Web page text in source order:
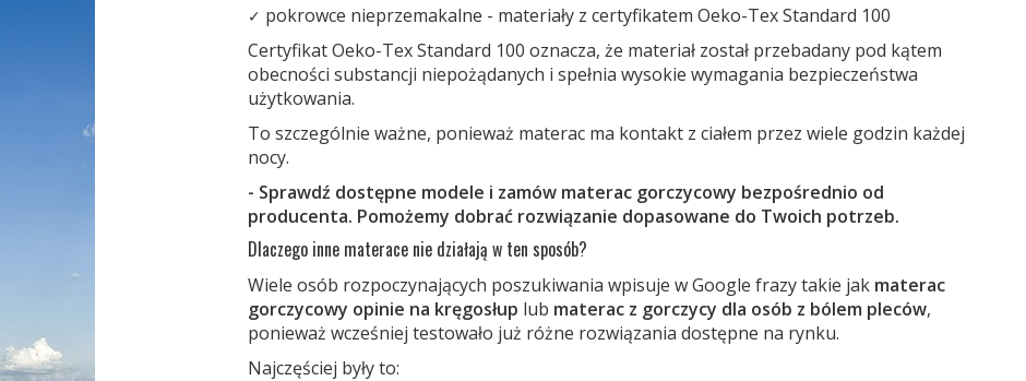
✓ pokrowce nieprzemakalne - materiały z certyfikatem Oeko-Tex Standard 100
Certyfikat Oeko-Tex Standard 100 oznacza, że materiał został przebadany pod kątem
obecności substancji niepożądanych i spełnia wysokie wymagania bezpieczeństwa
użytkowania.
To szczególnie ważne, ponieważ materac ma kontakt z ciałem przez wiele godzin każdej
nocy.
- Sprawdź dostępne modele i zamów materac gorczycowy bezpośrednio od
producenta. Pomożemy dobrać rozwiązanie dopasowane do Twoich potrzeb.
Dlaczego inne materace nie działają w ten sposób?
Wiele osób rozpoczynających poszukiwania wpisuje w Google frazy takie jak materac
gorczycowy opinie na kręgosłup lub materac z gorczycy dla osób z bólem pleców,
ponieważ wcześniej testowało już różne rozwiązania dostępne na rynku.
Najczęściej były to: